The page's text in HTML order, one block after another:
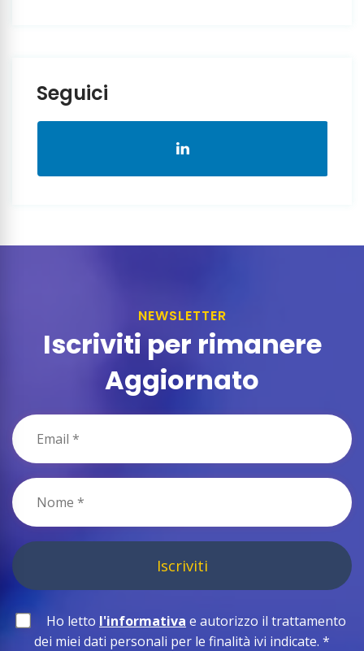
Seguici
NEWSLETTER
Iscriviti per rimanere
Aggiornato
Iscriviti
Ho letto l'informativa e autorizzo il trattamento
dei miei dati personali per le finalità ivi indicate. *